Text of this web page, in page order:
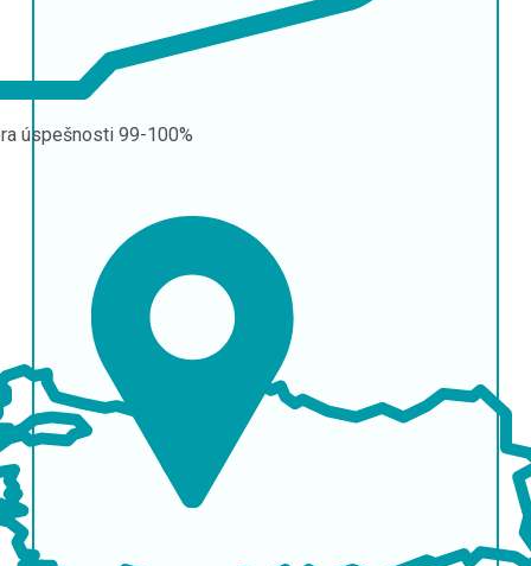
úspešnosti 99-100%